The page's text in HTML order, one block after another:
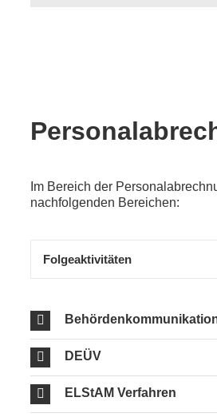
Im Bereich der
nachfolgenden Bereichen:
Folgeaktivitäten
DEÜV
ELStAM Verfahren